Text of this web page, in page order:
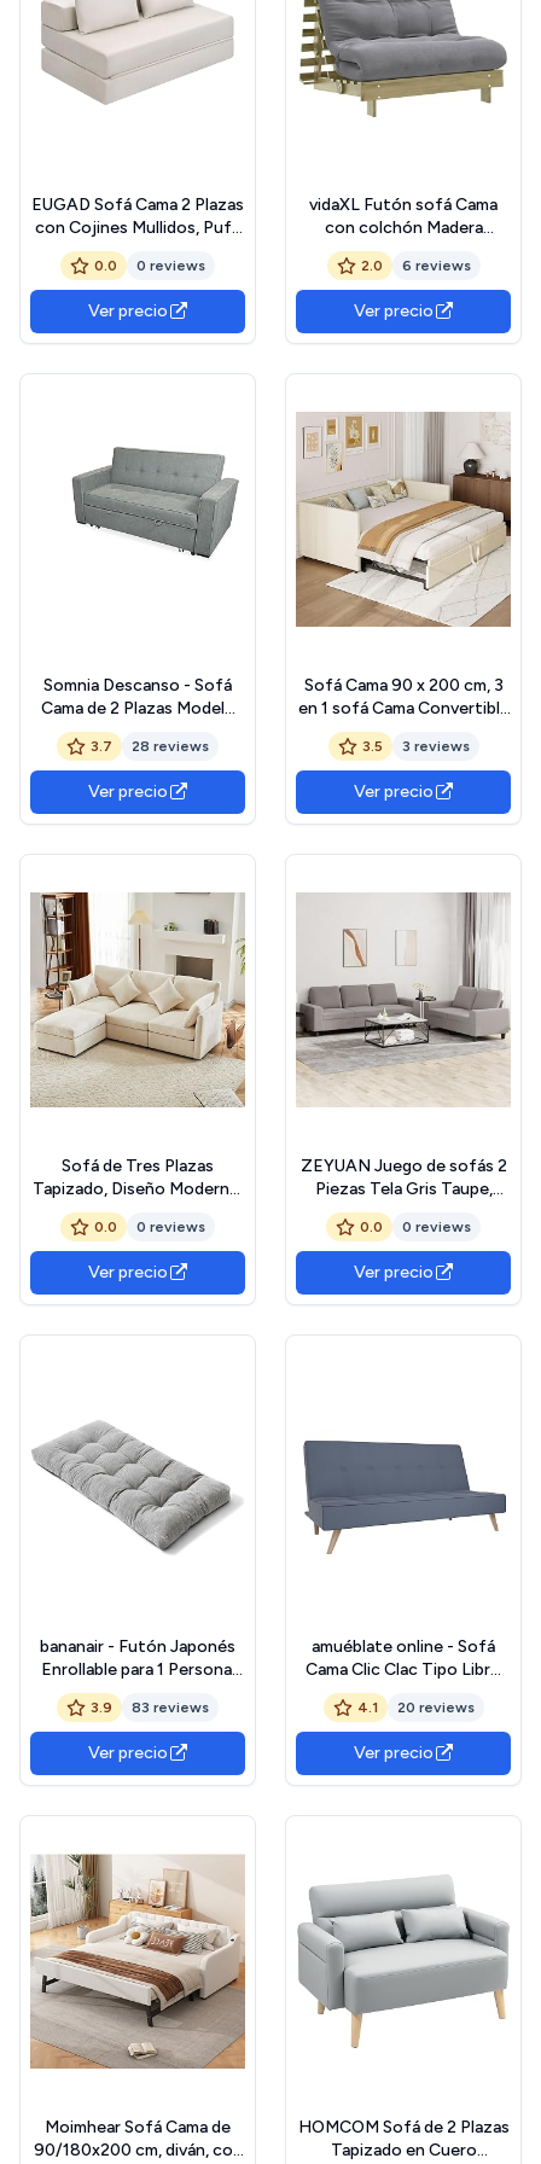
EUGAD Sofá Cama 2 Plazas
con Cojines Mullidos, Puff
Cama Plegable para 2-3
Personas, Sofa Plegable de
Esponja de Densidad y
Tejido de Pana, para Salón,
Dormitorio, Lofts, Beige
0.0 0 reviews
Ver precio
vidaXL Futón sofá Cama
con colchón Madera
impregnada Pino
100x206x11cm, futón Cama
Japonesa, futón Cama con
colchón, Cama de Suelo
Japonesa
2.0 6 reviews
Ver precio
Somnia Descanso - Sofá
Cama de 2 Plazas Modelo
Volga, Diseño Moderno y
Elegante | Práctico y
Funcional, con
Reposabrazos, Gris
3.7 28 reviews
Ver precio
Sofá Cama 90 x 200 cm, 3
en 1 sofá Cama Convertible
con Cama Gigante, Cama de
2 plazas meridiana
Aterciopelada, Marco de
Cama sofá con somier (sin
colchón)
3.5 3 reviews
Ver precio
Sofá de Tres Plazas
Tapizado, Diseño Moderno,
Tela de Chenilla, Cuatro
Plazas, Esquinero en Forma
de L Con Reposapiés,
Adecuado Para
Apartamentos
0.0 0 reviews
Ver precio
ZEYUAN Juego de sofás 2
Piezas Tela Gris Taupe,
Sofas De Salon, Sofa Relax
- 3201905
0.0 0 reviews
Ver precio
bananair - Futón Japonés
Enrollable para 1 Persona,
Cómodo y Grueso, Relleno
de Espuma - Tela de Pana
Ancha Suave y Elegante -
Incluye Correa, Colchón
Plegable Práctico (90x190
3.9 83 reviews
Ver precio
amuéblate online - Sofá
Cama Clic Clac Tipo Libro
de 3 Plazas Modelo Pocket,
Diseño Moderno, Práctico
y Funcional, Confort
Óptimo, Gris
4.1 20 reviews
Ver precio
Moimhear Sofá Cama de
90/180x200 cm, diván, con
HOMCOM Sofá de 2 Plazas
Tapizado en Cuero